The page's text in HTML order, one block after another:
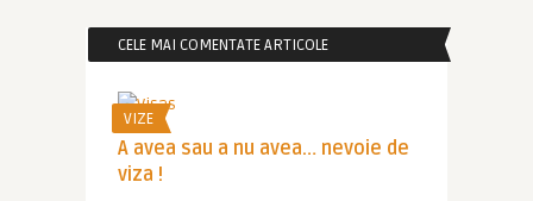
CELE MAI COMENTATE ARTICOLE
VIZE
A avea sau a nu avea… nevoie de
viza !